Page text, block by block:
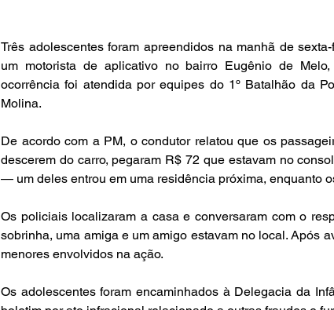
Três adolescentes foram apreendidos na manhã de
um motorista de aplicativo no bairro Eugênio de
ocorrência foi atendida por equipes do 1º Batalhão da
Molina.
De acordo com a PM, o condutor relatou que os
descerem do carro, pegaram R$ 72 que estavam no
— um deles entrou em uma residência próxima, enquanto
Os policiais localizaram a casa e conversaram com o
sobrinha, uma amiga e um amigo estavam no local. Após
menores envolvidos na ação.
Os adolescentes foram encaminhados à Delegacia da